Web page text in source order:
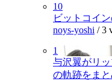
10
ビットコイ
noys-yoshi /3
1
与沢翼がリ
の軌跡をまと